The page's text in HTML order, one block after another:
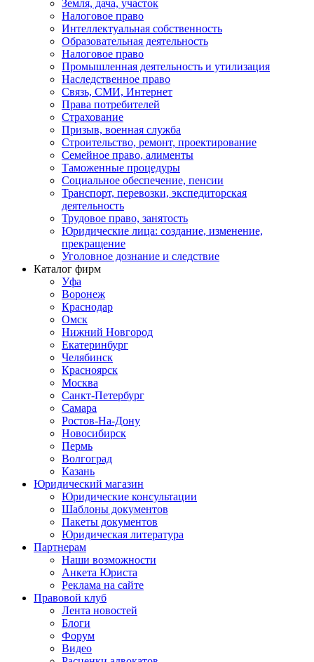
Земля, дача, участок
Налоговое право
Интеллектуальная собственность
Образовательная деятельность
Налоговое право
Промышленная деятельность и утилизация
Наследственное право
Связь, СМИ, Интернет
Права потребителей
Страхование
Призыв, военная служба
Строительство, ремонт, проектирование
Семейное право, алименты
Таможенные процедуры
Социальное обеспечение, пенсии
Транспорт, перевозки, экспедиторская
деятельность
Трудовое право, занятость
Юридические лица: создание, изменение,
прекращение
Уголовное дознание и следствие
Каталог фирм
Уфа
Воронеж
Краснодар
Омск
Нижний Новгород
Екатеринбург
Челябинск
Красноярск
Москва
Санкт-Петербург
Самара
Ростов-На-Дону
Новосибирск
Пермь
Волгоград
Казань
Юридический магазин
Юридические консультации
Шаблоны документов
Пакеты документов
Юридическая литература
Партнерам
Наши возможности
Анкета Юриста
Реклама на сайте
Правовой клуб
Лента новостей
Блоги
Форум
Видео